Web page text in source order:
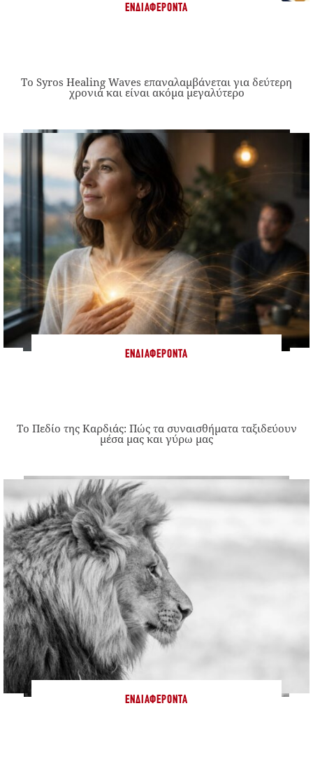
ΕΝΔΙΑΦΈΡΟΝΤΑ
Το Syros Healing Waves επαναλαμβάνεται για δεύτερη
χρονιά και είναι ακόμα μεγαλύτερο
ΕΝΔΙΑΦΈΡΟΝΤΑ
Το Πεδίο της Καρδιάς: Πώς τα συναισθήματα ταξιδεύουν
μέσα μας και γύρω μας
ΕΝΔΙΑΦΈΡΟΝΤΑ